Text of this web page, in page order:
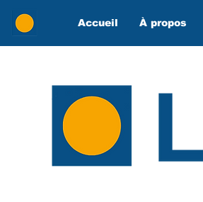
Accueil À propos